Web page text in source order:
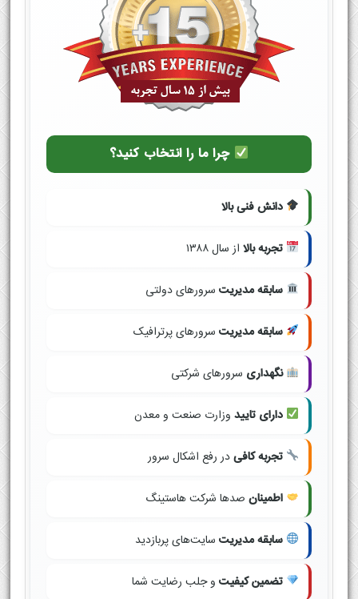
چرا ما را انتخاب کنید؟
دانش فنی بالا
تجربه بالا از سال ۱۳۸۸
سابقه مدیریت سرورهای دولتی
سابقه مدیریت سرورهای پرترافیک
نگهداری سرورهای شرکتی
دارای تایید وزارت صنعت و معدن
تجربه کافیدر رفع اشکال سرور
اطمینان صدها شرکت هاستینگ
سابقه مدیریت سایت‌های پربازدید
تضمین کیفیت و جلب رضایت شما